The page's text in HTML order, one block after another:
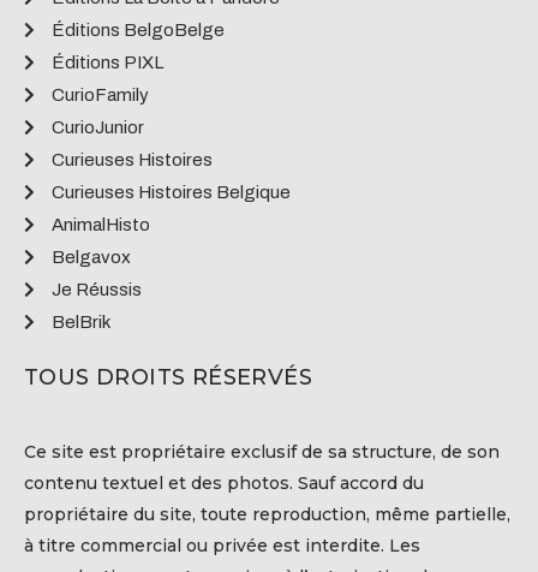
Éditions BelgoBelge
Éditions PIXL
CurioFamily
CurioJunior
Curieuses Histoires
Curieuses Histoires Belgique
AnimalHisto
Belgavox
Je Réussis
BelBrik
TOUS DROITS RÉSERVÉS
Ce site est propriétaire exclusif de sa structure, de son
contenu textuel et des photos. Sauf accord du
propriétaire du site, toute reproduction, même partielle,
à titre commercial ou privée est interdite. Les